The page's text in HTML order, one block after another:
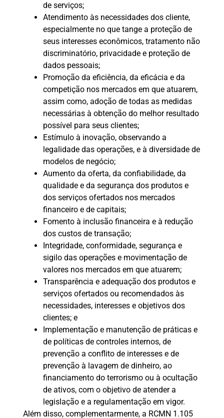
de serviços;
Atendimento às necessidades dos cliente,
especialmente no que tange a proteção de
seus interesses econômicos, tratamento não
discriminatório, privacidade e proteção de
dados pessoais;
Promoção da eficiência, da eficácia e da
competição nos mercados em que atuarem,
assim como, adoção de todas as medidas
necessárias à obtenção do melhor resultado
possível para seus clientes;
Estímulo à inovação, observando a
legalidade das operações, e à diversidade de
modelos de negócio;
Aumento da oferta, da confiabilidade, da
qualidade e da segurança dos produtos e
dos serviços ofertados nos mercados
financeiro e de capitais;
Fomento à inclusão financeira e à redução
dos custos de transação;
Integridade, conformidade, segurança e
sigilo das operações e movimentação de
valores nos mercados em que atuarem;
Transparência e adequação dos produtos e
serviços ofertados ou recomendados às
necessidades, interesses e objetivos dos
clientes; e
Implementação e manutenção de práticas e
de políticas de controles internos, de
prevenção a conflito de interesses e de
prevenção à lavagem de dinheiro, ao
financiamento do terrorismo ou à ocultação
de ativos, com o objetivo de atender a
legislação e a regulamentação em vigor.
Além disso, complementarmente, a RCMN 1.105